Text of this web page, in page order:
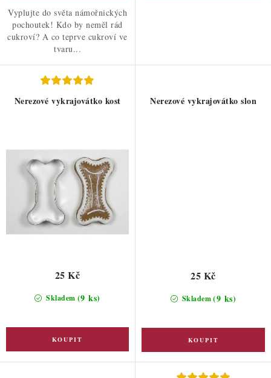
Vyplujte do světa námořnických
pochoutek! Kdo by neměl rád
cukroví? A co teprve cukroví ve
tvaru...
Nerezové vykrajovátko kost
Skladem (9 ks)
25 Kč
Nerezové vykrajovátko slon
Skladem(9 ks)
25 Kč